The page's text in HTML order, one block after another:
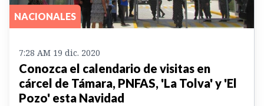
NACIONALES
7:28 AM 19 dic. 2020
Conozca el calendario de visitas en
cárcel de Támara, PNFAS, 'La Tolva' y 'El
Pozo' esta Navidad